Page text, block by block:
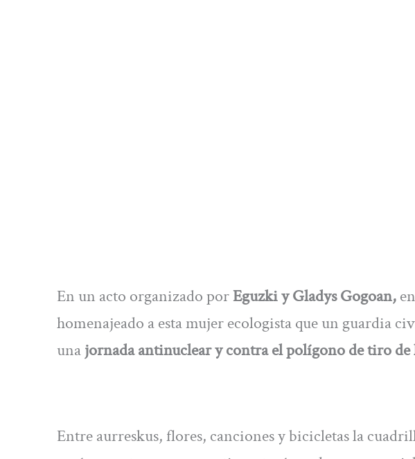
En un acto organizado porEguzki y Gladys Gogoan,
homenajeado a esta mujer ecologista que un guardia
unajornada antinuclear y contra el polígono de tiro de
Entre aurreskus, flores, canciones y bicicletas la